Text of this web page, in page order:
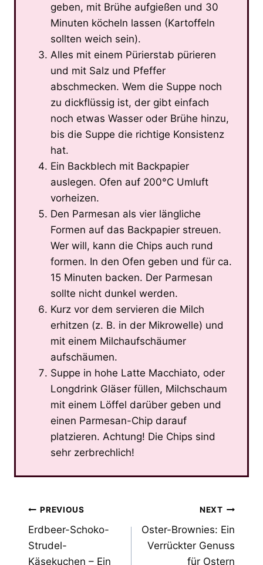
geben, mit Brühe aufgießen und 30
Minuten köcheln lassen (Kartoffeln
sollten weich sein).
Alles mit einem Pürierstab pürieren
und mit Salz und Pfeffer
abschmecken. Wem die Suppe noch
zu dickflüssig ist, der gibt einfach
noch etwas Wasser oder Brühe hinzu,
bis die Suppe die richtige Konsistenz
hat.
Ein Backblech mit Backpapier
auslegen. Ofen auf 200°C Umluft
vorheizen.
Den Parmesan als vier längliche
Formen auf das Backpapier streuen.
Wer will, kann die Chips auch rund
formen. In den Ofen geben und für ca.
15 Minuten backen. Der Parmesan
sollte nicht dunkel werden.
Kurz vor dem servieren die Milch
erhitzen (z. B. in der Mikrowelle) und
mit einem Milchaufschäumer
aufschäumen.
Suppe in hohe Latte Macchiato, oder
Longdrink Gläser füllen, Milchschaum
mit einem Löffel darüber geben und
einen Parmesan-Chip darauf
platzieren. Achtung! Die Chips sind
sehr zerbrechlich!
Post
navigation
PREVIOUS
Erdbeer-Schoko-
Strudel-
Käsekuchen – Ein
NEXT
Oster-Brownies: Ein
Verrückter Genuss
für Ostern